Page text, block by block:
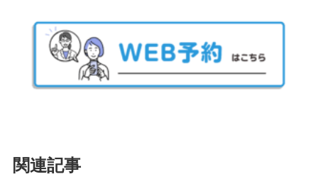
関連記事